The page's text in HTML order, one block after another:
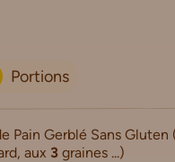
Portions
Pain Gerblé Sans Gluten
aux 3 graines ...)